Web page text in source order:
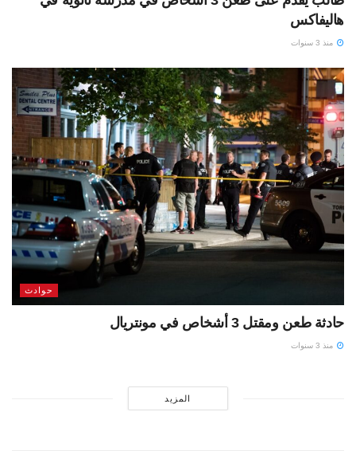
هاليفاكس
منذ 3 سنوات
حوادث
حادثة طعن ومقتل 3 أشخاص في مونتريال
منذ 3 سنوات
المزيد